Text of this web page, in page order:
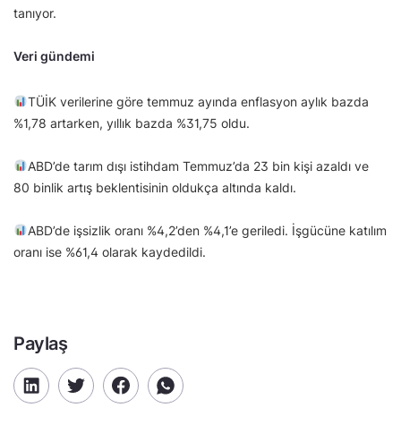
tanıyor.
Veri gündemi
TÜİK verilerine göre temmuz ayında enflasyon aylık bazda
%1,78 artarken, yıllık bazda %31,75 oldu.
ABD’de tarım dışı istihdam Temmuz’da 23 bin kişi azaldı ve
80 binlik artış beklentisinin oldukça altında kaldı.
ABD’de işsizlik oranı %4,2’den %4,1’e geriledi. İşgücüne katılım
oranı ise %61,4 olarak kaydedildi.
Paylaş